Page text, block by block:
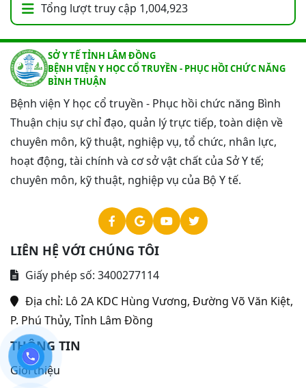
Tổng lượt truy cập 1,004,923
SỞ Y TẾ TỈNH LÂM ĐỒNG
BỆNH VIỆN Y HỌC CỔ TRUYỀN - PHỤC HỒI CHỨC NĂNG
BÌNH THUẬN
Bệnh viện Y học cổ truyền - Phục hồi chức năng Bình
Thuận chịu sự chỉ đạo, quản lý trực tiếp, toàn diện về
chuyên môn, kỹ thuật, nghiệp vụ, tổ chức, nhân lực,
hoạt động, tài chính và cơ sở vật chất của Sở Y tế;
chuyên môn, kỹ thuật, nghiệp vụ của Bộ Y tế.
LIÊN HỆ VỚI CHÚNG TÔI
Giấy phép số: 3400277114
Địa chỉ: Lô 2A KDC Hùng Vương, Đường Võ Văn Kiệt,
P. Phú Thủy, Tỉnh Lâm Đồng
THÔNG TIN
Giới thiệu